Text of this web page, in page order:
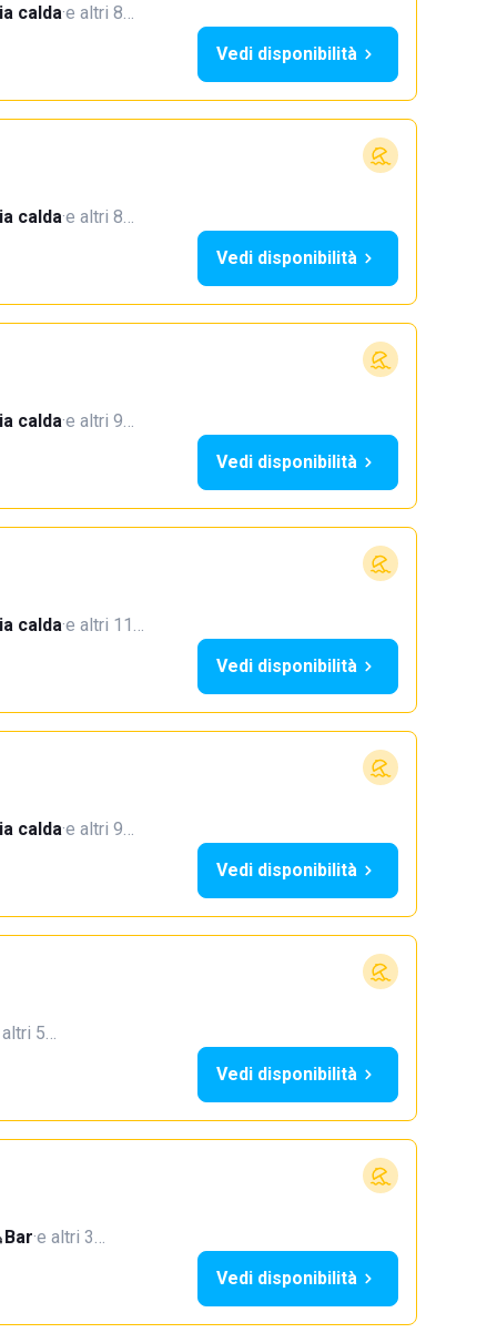
calda·e altri 8…
Vedi disponibilità
calda·e altri 8…
Vedi disponibilità
calda·e altri 9…
Vedi disponibilità
calda·e altri 11…
Vedi disponibilità
calda·e altri 9…
Vedi disponibilità
5…
Vedi disponibilità
Bar·e altri 3…
Vedi disponibilità